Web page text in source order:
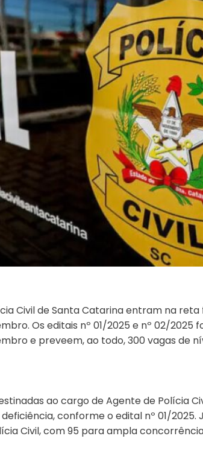
Civil de Santa Catarina entram na
Os editais nº 01/2025 e nº 02/2025
e preveem, ao todo, 300 vagas de
ao cargo de Agente de Polícia
conforme o edital nº 01/2025.
Civil, com 95 para ampla